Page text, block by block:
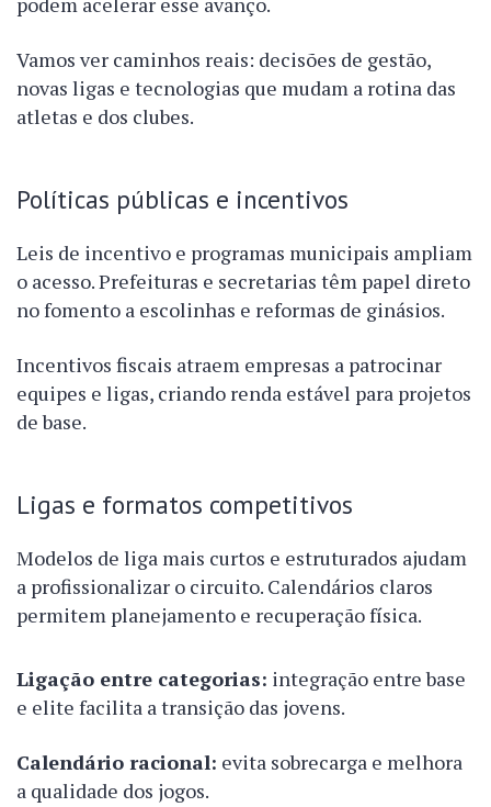
Vamos ver caminhos reais: decisões de gestão,
novas ligas e tecnologias que mudam a rotina das
atletas e dos clubes.
Políticas públicas e incentivos
Leis de incentivo e programas municipais ampliam
o acesso. Prefeituras e secretarias têm papel direto
no fomento a escolinhas e reformas de ginásios.
Incentivos fiscais atraem empresas a patrocinar
equipes e ligas, criando renda estável para projetos
de base.
Ligas e formatos competitivos
Modelos de liga mais curtos e estruturados ajudam
a profissionalizar o circuito. Calendários claros
permitem planejamento e recuperação física.
Ligação entre categorias: integração entre base
e elite facilita a transição das jovens.
Calendário racional: evita sobrecarga e melhora
a qualidade dos jogos.